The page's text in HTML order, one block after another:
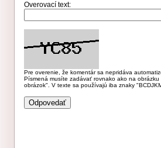
Overovací text:
Pre overenie, že komentár sa nepridáva
Písmená musíte zadávať rovnako ako na
obrázok". V texte sa používajú iba znaky